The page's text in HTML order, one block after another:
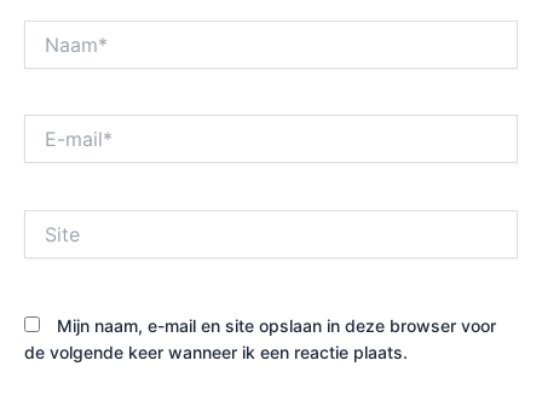
mail*
Mijn naam, e-mail en site opslaan in deze browser voor
de volgende keer wanneer ik een reactie plaats.